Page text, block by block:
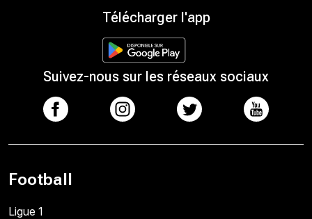
Télécharger l'app
Suivez-nous sur les réseaux sociaux
Football
Ligue 1